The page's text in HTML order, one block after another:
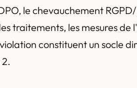
le chevauchement
traitements, les mesures de
constituent un socle